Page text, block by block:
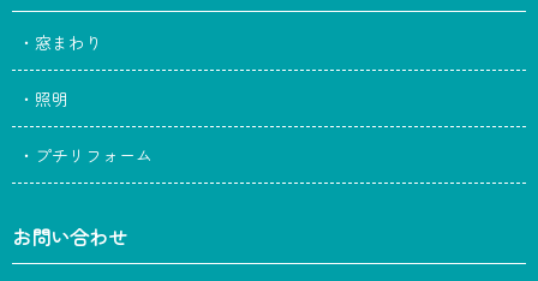
・窓まわり
・照明
・プチリフォーム
お問い合わせ